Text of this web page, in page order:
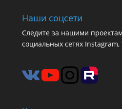
Наши соцсети
Следите за нашими
социальных сетях Instagram,